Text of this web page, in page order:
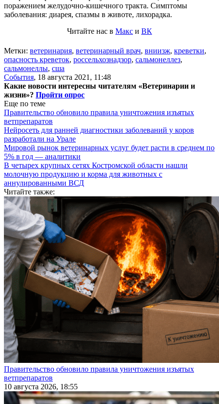
поражением желудочно-кишечного тракта. Симптомы
заболевания: диарея, спазмы в животе, лихорадка.
Читайте нас в Макс и ВК
Метки: ветеринария, ветеринарный врач, вниизж, креветки,
опасность креветок, россельхознадзор, сальмонеллез,
сальмонеллы, сша
События, 18 августа 2021, 11:48
Какие новости интересны читателям «Ветеринарии и
жизни»? Пройти опрос
Еще по теме
Правительство обновило правила уничтожения изъятых
ветпрепаратов
Нейросеть для ранней диагностики заболеваний у коров
разработали на Урале
Мировой рынок ветеринарных услуг будет расти в среднем по
5% в год — аналитики
В четырех крупных сетях Костромской области нашли
молочную продукцию и корма для животных с
аннулированными ВСД
Читайте также:
Правительство обновило правила уничтожения изъятых
ветпрепаратов
10 августа 2026, 18:55